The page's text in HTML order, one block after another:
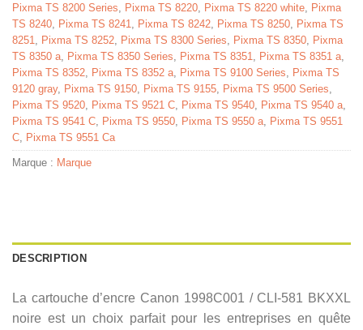
Pixma TS 8200 Series
Pixma TS 8220 Pixma TS 8220 white
Pixma
TS 8240
Pixma TS 8241 Pixma TS 8242 Pixma TS 8250
Pixma TS
8251
Pixma TS 8252 Pixma TS 8300 Series Pixma TS 8350
Pixma
TS 8350 a
Pixma TS 8350 Series Pixma TS 8351 Pixma TS 8351 a
Pixma TS 8352
Pixma TS 8352 a Pixma TS 9100 Series
Pixma TS
9120 gray, Pixma TS 9150 Pixma TS 9155 Pixma TS 9500 Series
Pixma TS 9520
Pixma TS 9521 C Pixma TS 9540 Pixma TS 9540 a
Pixma TS 9541 C
Pixma TS 9550 Pixma TS 9550 a
Pixma TS 9551
C
Pixma TS 9551 Ca
Marque : Marque
DESCRIPTION
La cartouche d’encre Canon 1998C001 / CLI-581 BKXXL
noire est un choix parfait pour les entreprises en quête